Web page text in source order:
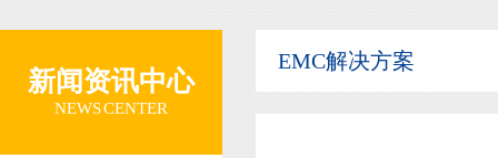
新闻资讯中心
NEWS CENTER
EMC解决方案